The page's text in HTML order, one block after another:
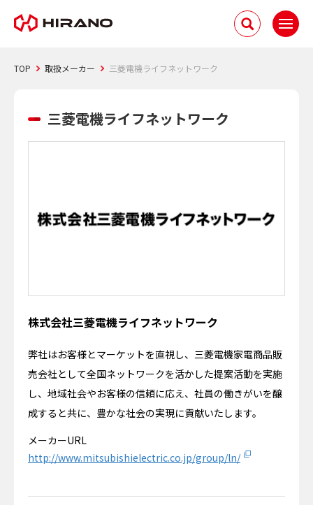
TOP 取扱メーカー 三菱電機ライフネットワーク
三菱電機ライフネットワーク
株式会社三菱電機ライフネットワーク
弊社はお客様とマーケットを直視し、三菱電機家電商品販
売会社として全国ネットワークを活かした提案活動を実施
し、地域社会やお客様の信頼に応え、社員の働きがいを醸
成すると共に、豊かな社会の実現に貢献いたします。
メーカーURL
http://www.mitsubishielectric.co.jp/group/ln/